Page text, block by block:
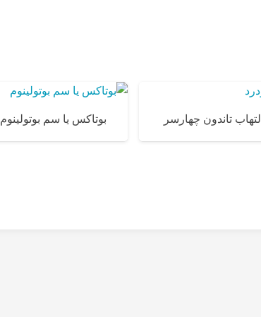
التهاب تاندون چهارسر بوتاکس یا سم بوتولینوم